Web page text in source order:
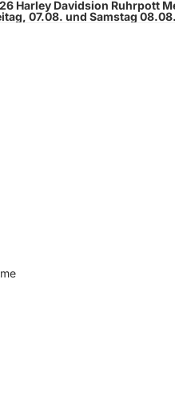
Harley Davidsion Ruhrpott
07.08. und Samstag